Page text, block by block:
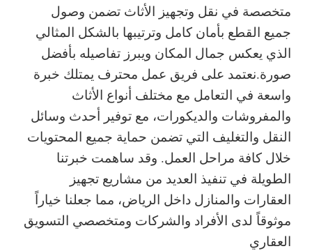
متخصصة في نقل وتجهيز الأثاث تضمن وصول
جميع القطع بأمان كامل وترتيبها بالشكل المثالي
الذي يعكس جمال المكان ويبرز تفاصيله بأفضل
صورة.نعتمد على فريق عمل محترف يمتلك خبرة
واسعة في التعامل مع مختلف أنواع الأثاث
والمفروشات والديكورات، مع توفير أحدث وسائل
النقل والتغليف التي تضمن حماية جميع المحتويات
خلال كافة مراحل العمل. وقد ساهمت خبرتنا
الطويلة في تنفيذ العديد من مشاريع تجهيز
العقارات والمنازل داخل الرياض، مما جعلنا خياراً
موثوقاً لدى الأفراد والشركات ومتخصصي التسويق
العقاري